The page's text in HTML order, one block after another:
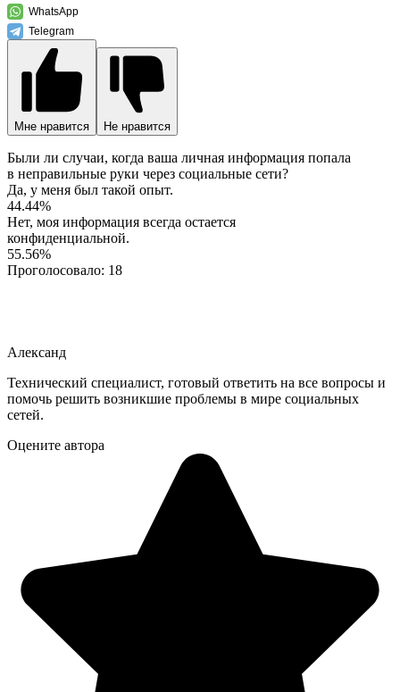
WhatsApp
Telegram
Мне нравится Не нравится
Были ли случаи, когда ваша личная информация попала
в неправильные руки через социальные сети?
Да, у меня был такой опыт.
44.44%
Нет, моя информация всегда остается
конфиденциальной.
55.56%
Проголосовало: 18
Александ
Технический специалист, готовый ответить на все вопросы и
помочь решить возникшие проблемы в мире социальных
сетей.
Оцените автора